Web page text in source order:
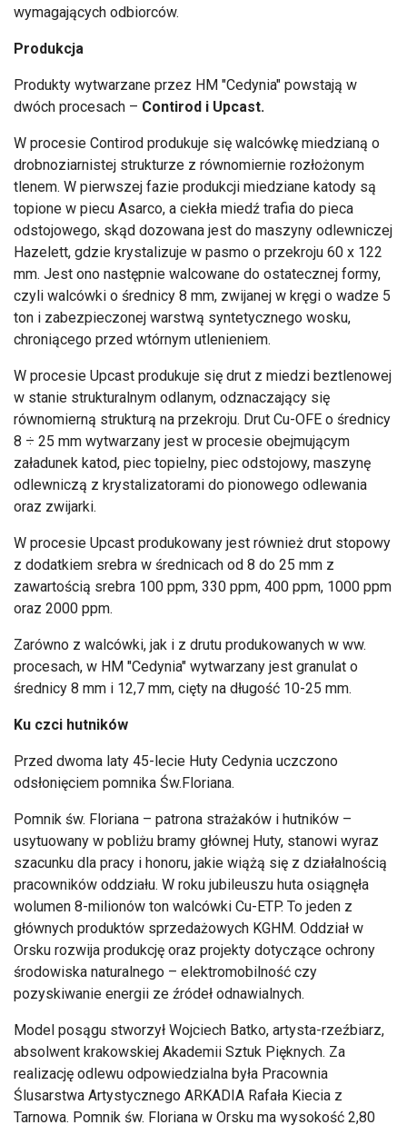
wymagających odbiorców.
Produkcja
Produkty wytwarzane przez HM "Cedynia" powstają w
dwóch procesach – Contirod i Upcast.
W procesie Contirod produkuje się walcówkę miedzianą o
drobnoziarnistej strukturze z równomiernie rozłożonym
tlenem. W pierwszej fazie produkcji miedziane katody są
topione w piecu Asarco, a ciekła miedź trafia do pieca
odstojowego, skąd dozowana jest do maszyny odlewniczej
Hazelett, gdzie krystalizuje w pasmo o przekroju 60 x 122
mm. Jest ono następnie walcowane do ostatecznej formy,
czyli walcówki o średnicy 8 mm, zwijanej w kręgi o wadze 5
ton i zabezpieczonej warstwą syntetycznego wosku,
chroniącego przed wtórnym utlenieniem.
W procesie Upcast produkuje się drut z miedzi beztlenowej
w stanie strukturalnym odlanym, odznaczający się
równomierną strukturą na przekroju. Drut Cu-OFE o średnicy
8 ÷ 25 mm wytwarzany jest w procesie obejmującym
załadunek katod, piec topielny, piec odstojowy, maszynę
odlewniczą z krystalizatorami do pionowego odlewania
oraz zwijarki.
W procesie Upcast produkowany jest również drut stopowy
z dodatkiem srebra w średnicach od 8 do 25 mm z
zawartością srebra 100 ppm, 330 ppm, 400 ppm, 1000 ppm
oraz 2000 ppm.
Zarówno z walcówki, jak i z drutu produkowanych w ww.
procesach, w HM "Cedynia" wytwarzany jest granulat o
średnicy 8 mm i 12,7 mm, cięty na długość 10-25 mm.
Ku czci hutników
Przed dwoma laty 45-lecie Huty Cedynia uczczono
odsłonięciem pomnika Św.Floriana.
Pomnik św. Floriana – patrona strażaków i hutników –
usytuowany w pobliżu bramy głównej Huty, stanowi wyraz
szacunku dla pracy i honoru, jakie wiążą się z działalnością
pracowników oddziału. W roku jubileuszu huta osiągnęła
wolumen 8-milionów ton walcówki Cu-ETP. To jeden z
głównych produktów sprzedażowych KGHM. Oddział w
Orsku rozwija produkcję oraz projekty dotyczące ochrony
środowiska naturalnego – elektromobilność czy
pozyskiwanie energii ze źródeł odnawialnych.
Model posągu stworzył Wojciech Batko, artysta-rzeźbiarz,
absolwent krakowskiej Akademii Sztuk Pięknych. Za
realizację odlewu odpowiedzialna była Pracownia
Ślusarstwa Artystycznego ARKADIA Rafała Kiecia z
Tarnowa. Pomnik św. Floriana w Orsku ma wysokość 2,80